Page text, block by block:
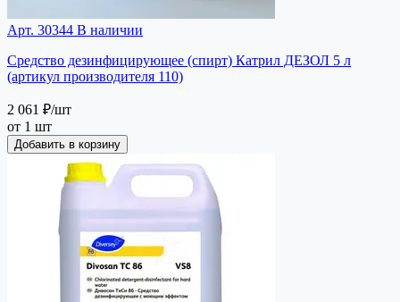
Арт. 30344 В наличии
Средство дезинфицирующее (спирт) Катрил ДЕЗОЛ 5 л
(артикул производителя 110)
2 061 ₽/шт
от 1 шт
Добавить в корзину